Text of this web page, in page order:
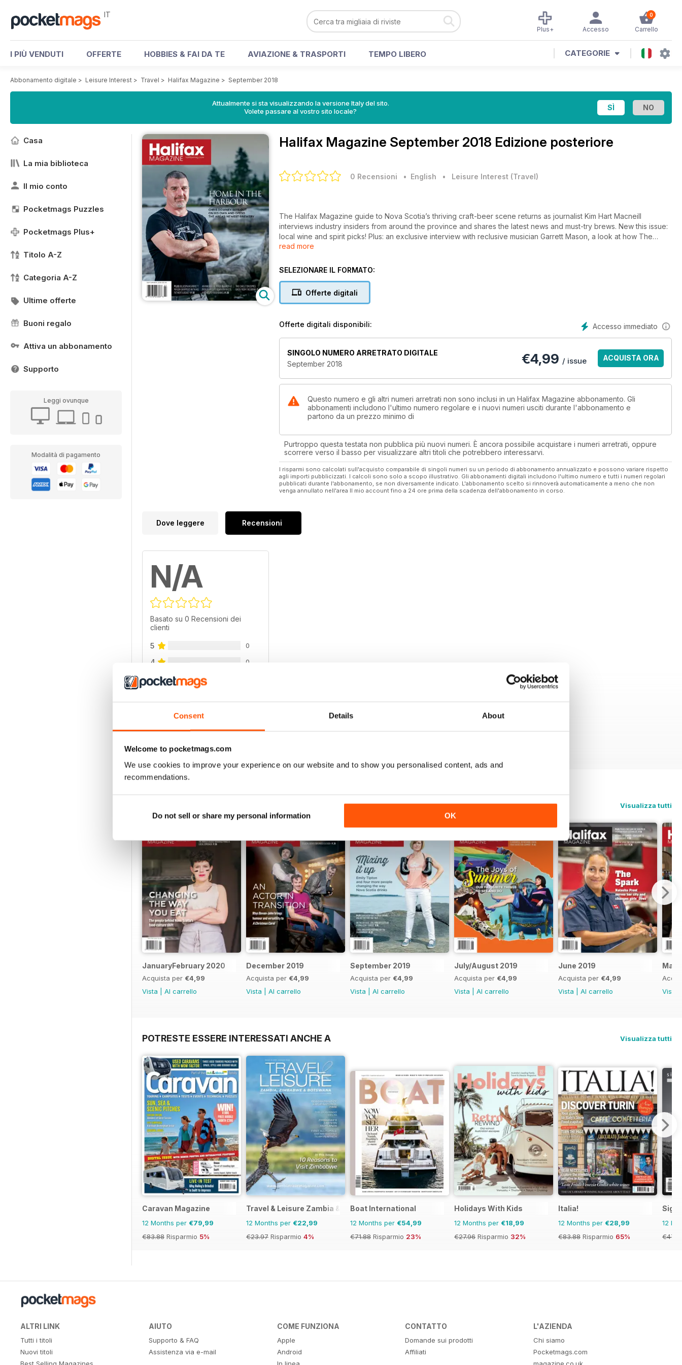
Consent Details About
Welcome to pocketmags.com
We use cookies to improve your experience on our website and to show you personalised content, ads and
recommendations.
Do not sell or share my personal information OK
IT 0
Carrello
Accesso
Plus+
I PIÙ VENDUTI OFFERTE HOBBIES & FAI DA TE AVIAZIONE & TRASPORTI TEMPO LIBERO CATEGORIE
Abbonamento digitale > Leisure Interest > Travel > Halifax Magazine > September 2018
Attualmente si sta visualizzando la versione Italy del sito.
Volete passare al vostro sito locale?
Casa
La mia biblioteca
Il mio conto
Pocketmags Puzzles
Pocketmags Plus+
Titolo A-Z
Categoria A-Z
Ultime offerte
Buoni regalo
Attiva un abbonamento
Supporto
Leggi ovunque
Modalità di pagamento
Halifax Magazine September 2018 Edizione posteriore
0 Recensioni • English • Leisure Interest (Travel)
The Halifax Magazine guide to Nova Scotia’s thriving craft-beer scene returns as journalist Kim Hart Macneill
interviews industry insiders from around the province and shares the latest news and must-try brews. New this issue:
local wine and spirit picks! Plus: an exclusive interview with reclusive musician Garrett Mason, a look at how The
Carleton pulled back from the brink, and exploring basic training at Camp Aldershot.
read more
SELEZIONARE IL FORMATO:
Offerte digitali
Accesso immediato
Offerte digitali disponibili:
SINGOLO NUMERO ARRETRATO DIGITALE
September 2018
€4,99 / issue ACQUISTA ORA
Questo numero e gli altri numeri arretrati non sono inclusi in un Halifax Magazine abbonamento. Gli
abbonamenti includono l'ultimo numero regolare e i nuovi numeri usciti durante l'abbonamento e
partono da un prezzo minimo di
Purtroppo questa testata non pubblica più nuovi numeri. È ancora possibile acquistare i numeri arretrati, oppure
scorrere verso il basso per visualizzare altri titoli che potrebbero interessarvi.
I risparmi sono calcolati sull'acquisto comparabile di singoli numeri su un periodo di abbonamento annualizzato e possono variare rispetto
agli importi pubblicizzati. I calcoli sono solo a scopo illustrativo. Gli abbonamenti digitali includono l'ultimo numero e tutti i numeri regolari
pubblicati durante l'abbonamento, se non diversamente indicato. L'abbonamento scelto si rinnoverà automaticamente a meno che non
venga annullato nell'area Il mio account fino a 24 ore prima della scadenza dell'abbonamento in corso.
Dove leggere Recensioni
N/A
Basato su 0 Recensioni dei
clienti
5 0
4 0
3
VISUALIZZA LE RECENSIONI
Visualizza tutti
JanuaryFebruary 2020
Acquista per €4,99
Vista
Al carrello
December 2019
Acquista per €4,99
Vista
Al carrello
September 2019
Acquista per €4,99
Vista
Al carrello
July/August 2019
Acquista per €4,99
Vista
Al carrello
June 2019
Acquista per €4,99
Vista
Al carrello
May
Vista
POTRESTE ESSERE INTERESSATI ANCHE A Visualizza tutti
Caravan Magazine
12 Months per €79,99
€83.88 Risparmio 5%
Travel & Leisure Zambia & Zimbabwe
12 Months per €22,99
€23.97 Risparmio 4%
Boat International
12 Months per €54,99
€71.88 Risparmio 23%
Holidays With Kids
12 Months per €18,99
€27.96 Risparmio 32%
Italia!
12 Months per €28,99
€83.88 Risparmio 65%
12
ALTRI LINK
Tutti i titoli
Nuovi titoli
AIUTO
Supporto & FAQ
Assistenza via e-mail
COME FUNZIONA
Apple
Android
CONTATTO
Domande sui prodotti
Affiliati
L'AZIENDA
Chi siamo
Pocketmags.com